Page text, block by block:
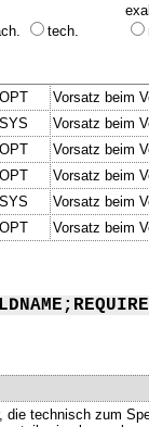
tech.
OPT
Vorsatz beim
SYS
Vorsatz beim
OPT
Vorsatz beim
OPT
Vorsatz beim
SYS
Vorsatz beim
OPT Vorsatz beim
die technisch zum